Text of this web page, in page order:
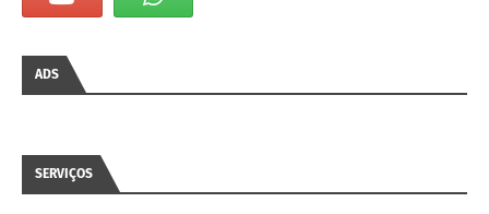
ADS
SERVIÇOS